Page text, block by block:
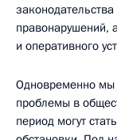
правонарушений,
и оперативного
Одновременно мы
проблемы в
период могут